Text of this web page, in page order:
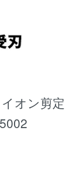
オン剪定